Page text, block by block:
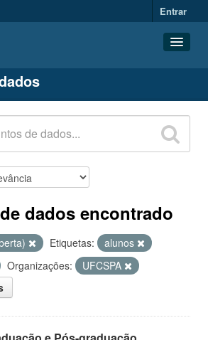
Entrar
dados encontrado
Etiquetas:
alunos
Organizações:
UFCSPA